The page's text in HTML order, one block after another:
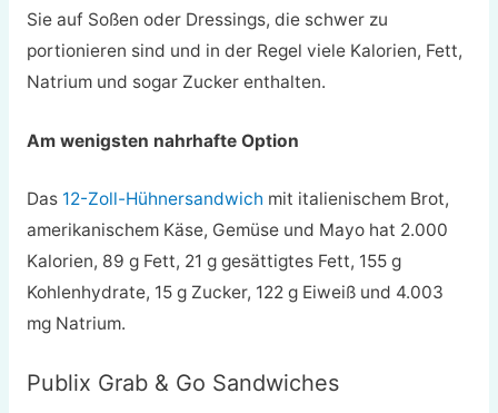
Sie auf Soßen oder Dressings, die schwer zu
portionieren sind und in der Regel viele Kalorien, Fett,
Natrium und sogar Zucker enthalten.
Am wenigsten nahrhafte Option
Das 12-Zoll-Hühnersandwich mit italienischem Brot,
amerikanischem Käse, Gemüse und Mayo hat 2.000
Kalorien, 89 g Fett, 21 g gesättigtes Fett, 155 g
Kohlenhydrate, 15 g Zucker, 122 g Eiweiß und 4.003
mg Natrium.
Publix Grab & Go Sandwiches